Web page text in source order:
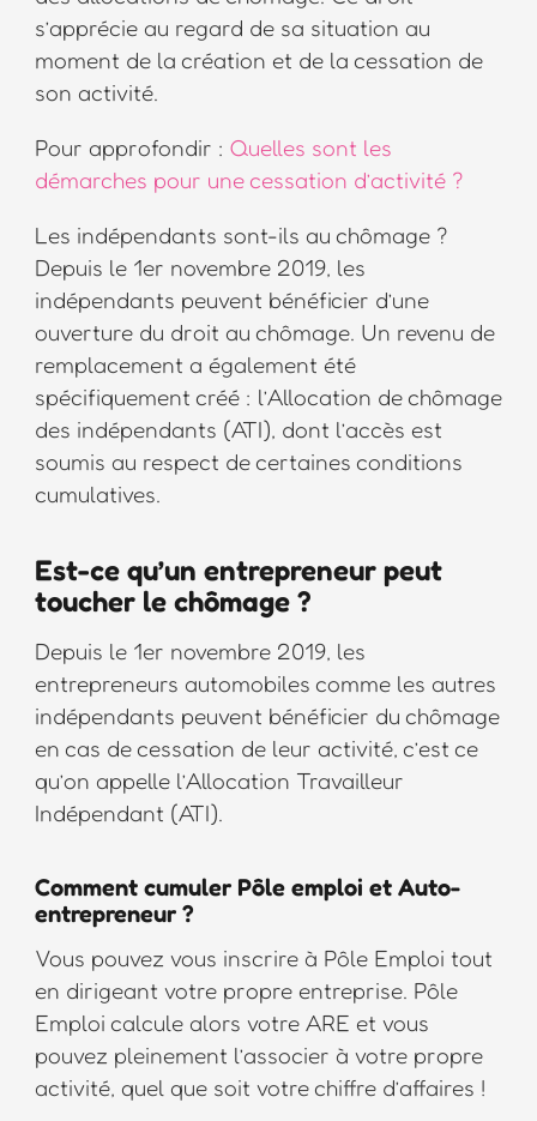
s’apprécie au regard de sa situation au
moment de la création et de la cessation de
son activité.
Pour approfondir : Quelles sont les
démarches pour une cessation d’activité ?
Les indépendants sont-ils au chômage ?
Depuis le 1er novembre 2019, les
indépendants peuvent bénéficier d’une
ouverture du droit au chômage. Un revenu de
remplacement a également été
spécifiquement créé : l’Allocation de chômage
des indépendants (ATI), dont l’accès est
soumis au respect de certaines conditions
cumulatives.
Est-ce qu’un entrepreneur peut
toucher le chômage ?
Depuis le 1er novembre 2019, les
entrepreneurs automobiles comme les autres
indépendants peuvent bénéficier du chômage
en cas de cessation de leur activité, c’est ce
qu’on appelle l’Allocation Travailleur
Indépendant (ATI).
Comment cumuler Pôle emploi et Auto-
entrepreneur ?
Vous pouvez vous inscrire à Pôle Emploi tout
en dirigeant votre propre entreprise. Pôle
Emploi calcule alors votre ARE et vous
pouvez pleinement l’associer à votre propre
activité, quel que soit votre chiffre d’affaires !